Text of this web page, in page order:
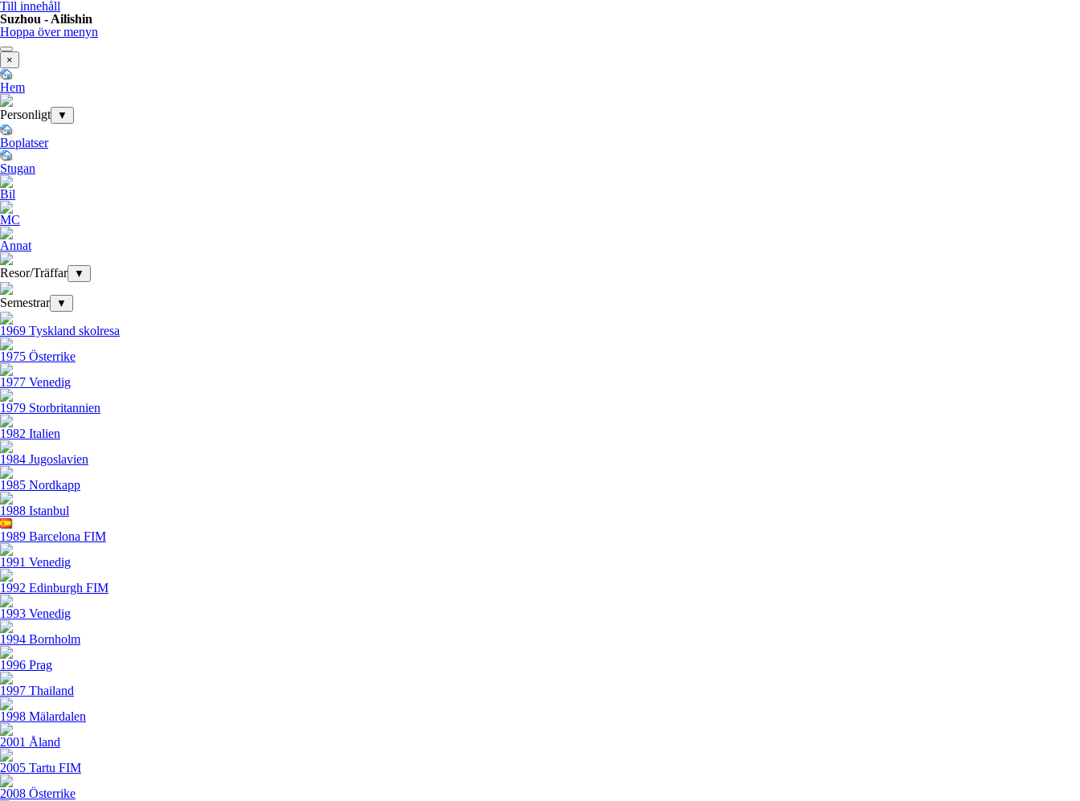
Till innehåll
Suzhou - Ailishin
Hoppa över menyn
×
Hem
Personligt
▼
Boplatser
Stugan
Bil
MC
Annat
Resor/Träffar
▼
Semestrar ▼
1969 Tyskland skolresa
1975 Österrike
1977 Venedig
1979 Storbritannien
1982 Italien
1984 Jugoslavien
1985 Nordkapp
1988 Istanbul
1989 Barcelona FIM
1991 Venedig
1992 Edinburgh FIM
1993 Venedig
1994 Bornholm
1996 Prag
1997 Thailand
1998 Mälardalen
2001 Åland
2005 Tartu FIM
2008 Österrike